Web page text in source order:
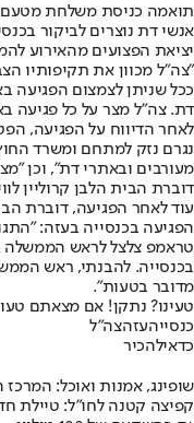
תואמה כניסת משלחת מטעם
אנשי דת נוצרים לביקור
יציאת הפצועים מהאירוע
"צה”ל מכוון את תקיפותיו
ככל שניתן לצמצום הפגיעה
דת. צה”ל מצר על כל פגיעה
לאחר הדיווח על הפגיעה,
נגרם נזק למתחם ומשרד
מעורבים ובאתרי דת", וכן
דוברת הבית הלבן קרוליין
עוד לאחר הפגיעה, דוברת
הפגיעה בכנסייה בעזה:
טראמפ צלצל לראש הממשלה
בכנסייה. להבנתי, ראש
מדובר בטעות".
טעינו? נתקן! אם מצאתם
כנסייהעזהצה"ל
כדאילהכיר
שופינג, אמנות ואוכל:
קפיצה קטנה לחו"ל: טיילת